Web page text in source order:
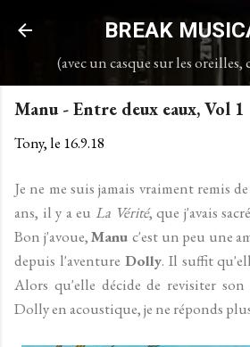
Accéder au contenu
BREAK
(avec un casque sur les oreilles,
Manu - Entre deux eaux, Vol 1
Tony, le 16.9.18
Je ne me suis jamais vraiment remis de
ans, il y a eu La Vérité, que j'avais
Bon j'avoue,Manu c'est un peu une
depuis l'aventure Dolly. Il suffit
Alors qu'elle décide de revisiter
Dolly en acoustique, je ne réponds